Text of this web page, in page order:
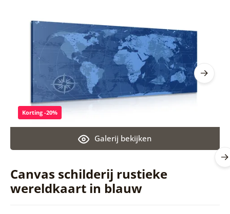
Canvas schilderij rustieke
wereldkaart in blauw
Galerij bekijken
Korting -20%